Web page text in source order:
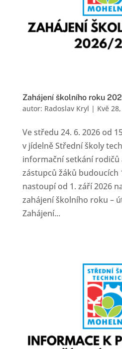
Zahájení školního roku
autor: Radoslav Kryl | Kvě
Ve středu 24. 6. 2026 od
v jídelně Střední školy
informační setkání rodičů
zástupců žáků budoucích
nastoupí od 1. září 2026
zahájení školního roku –
Zahájení...